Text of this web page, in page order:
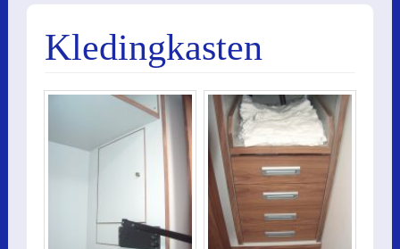
Kledingkasten